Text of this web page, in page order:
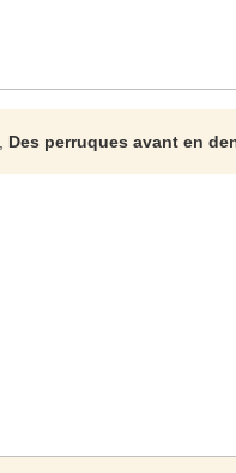
Des perruques avant en